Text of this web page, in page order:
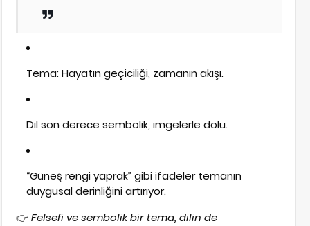
Tema: Hayatın geçiciliği, zamanın akışı.
Dil son derece sembolik, imgelerle dolu.
“Güneş rengi yaprak” gibi ifadeler temanın
duygusal derinliğini artırıyor.
👉Felsefi ve sembolik bir tema, dilin de